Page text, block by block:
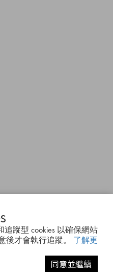
追蹤型 cookies 以確保網站
後才會執行追蹤。 了解更
同意並繼續